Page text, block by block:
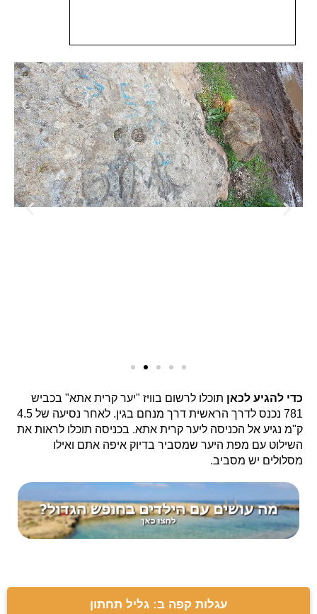
781 נכנס לדרך הראשית דרך מנחם בגין. לאחר נסיעה של 4.5
ק"מ נגיע אל הכניסה ליער קרית אתא. בכניסה תוכלו לראות את
השילוט עם מפת היער שמסביר בדיוק איפה אתם ואילו
מסלולים יש מסביב.
עגלות קפה ב: גליל תחתון